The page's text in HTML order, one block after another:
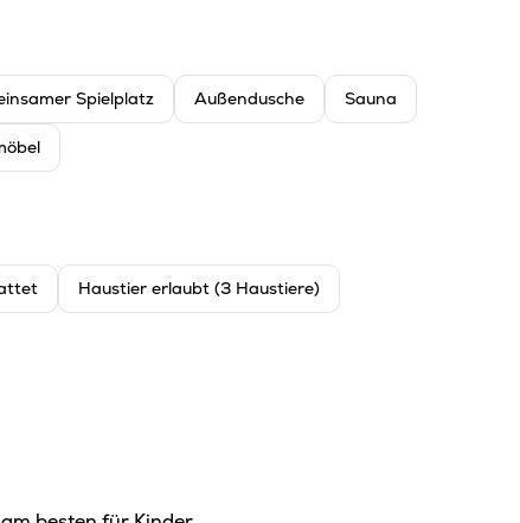
Spielplatz Außendusche Sauna
Haustier erlaubt (3 Haustiere)